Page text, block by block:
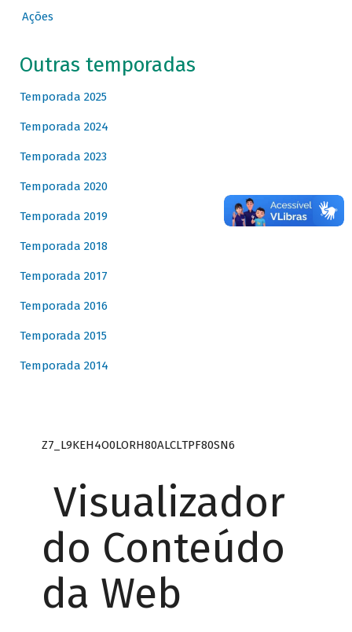
Ações
Outras temporadas
Temporada 2025
Temporada 2024
Temporada 2023
Temporada 2020
Temporada 2019
Temporada 2018
Temporada 2017
Temporada 2016
Temporada 2015
Temporada 2014
Z7_L9KEH4O0LORH80ALCLTPF80SN6
Visualizador
do Conteúdo
da Web